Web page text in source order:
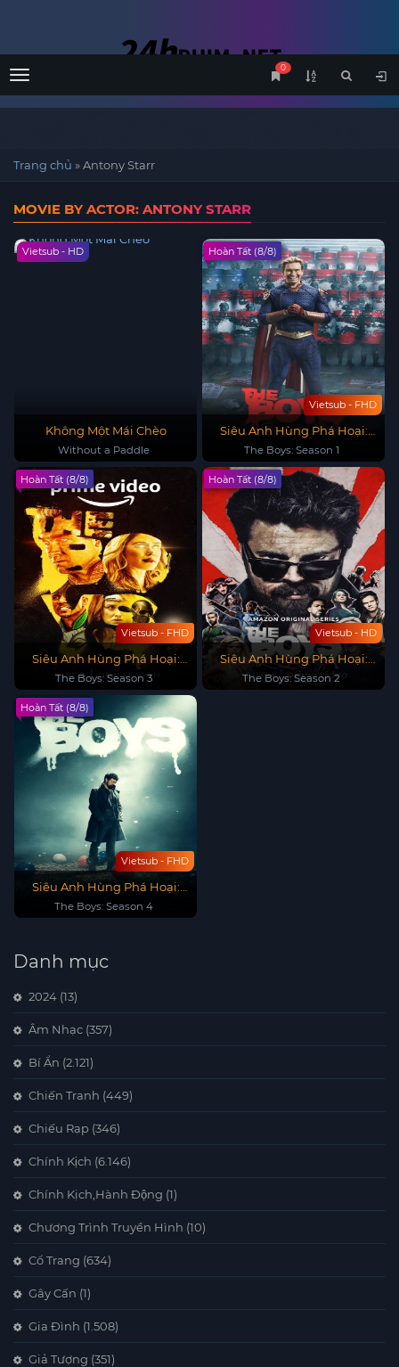
Menu
0
Trang chủ »Antony Starr
MOVIE BY ACTOR: ANTONY STARR
Vietsub - HD
Không Một Mái Chèo
Without a Paddle
Vietsub - FHD
Hoàn Tất (8/8)
Siêu Anh Hùng Phá Hoại:
Phần 1
The Boys: Season 1
Vietsub - FHD
Hoàn Tất (8/8)
Siêu Anh Hùng Phá Hoại:
Phần 3
The Boys: Season 3
Vietsub - HD
Hoàn Tất (8/8)
Siêu Anh Hùng Phá Hoại:
Phần 2
The Boys: Season 2
Vietsub - FHD
Hoàn Tất (8/8)
Siêu Anh Hùng Phá Hoại:
Phần 4
The Boys: Season 4
Danh mục
2024 (13)
Âm Nhạc (357)
Bí Ẩn (2.121)
Chiến Tranh (449)
Chiếu Rạp (346)
Chính Kịch (6.146)
Chính Kịch,Hành Động (1)
Chương Trình Truyền Hình (10)
Cổ Trang (634)
Gây Cấn (1)
Gia Đình (1.508)
Giả Tượng (351)